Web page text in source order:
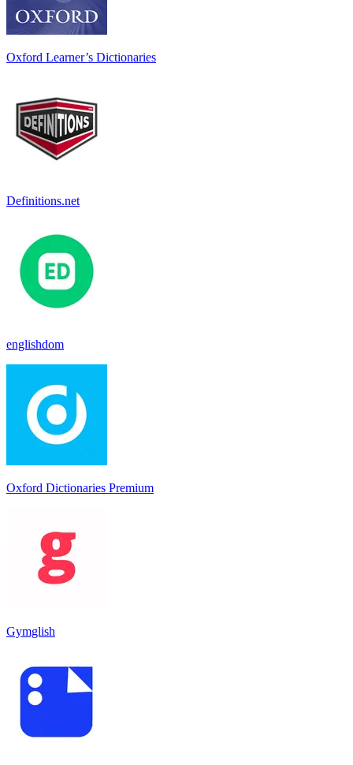
Oxford Learner’s Dictionaries
Definitions.net
englishdom
Oxford Dictionaries Premium
Gymglish